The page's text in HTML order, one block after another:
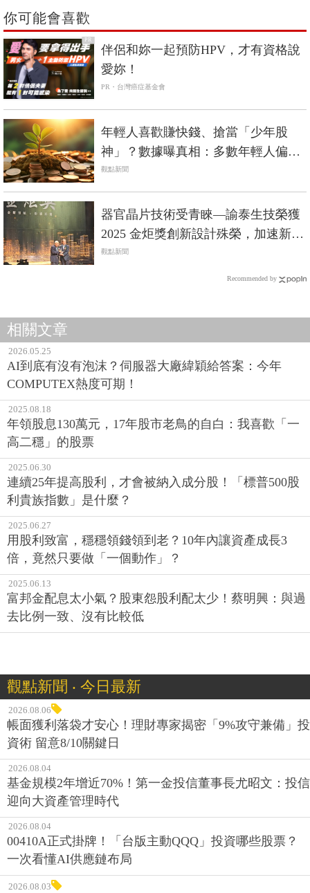
你可能會喜歡
PR
伴侶和妳一起預防HPV，才有資格說
愛妳！
PR・台灣癌症基金會
年輕人喜歡賺快錢、搶當「少年股
神」？數據曝真相：多數年輕人偏愛
定期定額
觀點新聞
器官晶片技術受青睞—諭泰生技榮獲
2025 金炬獎創新設計殊榮，加速新藥
開發革新與精準醫療應用
觀點新聞
Recommended by
相關文章
2026.05.25
AI到底有沒有泡沫？伺服器大廠緯穎給答案：今年
COMPUTEX熱度可期！
2025.08.18
年領股息130萬元，17年股市老鳥的自白：我喜歡「一
高二穩」的股票
2025.06.30
連續25年提高股利，才會被納入成分股！「標普500股
利貴族指數」是什麼？
2025.06.27
用股利致富，穩穩領錢領到老？10年內讓資產成長3
倍，竟然只要做「一個動作」？
2025.06.13
富邦金配息太小氣？股東怨股利配太少！蔡明興：與過
去比例一致、沒有比較低
觀點新聞 ‧ 今日最新
2026.08.06
帳面獲利落袋才安心！理財專家揭密「9%攻守兼備」投
資術 留意8/10關鍵日
2026.08.04
基金規模2年增近70%！第一金投信董事長尤昭文：投信
迎向大資產管理時代
2026.08.04
00410A正式掛牌！「台版主動QQQ」投資哪些股票？
一次看懂AI供應鏈布局
2026.08.03